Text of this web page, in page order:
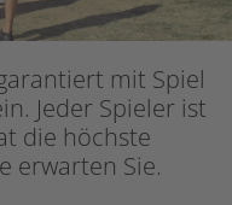
mit Spiel
Jeder Spieler ist
die höchste
erwarten Sie.